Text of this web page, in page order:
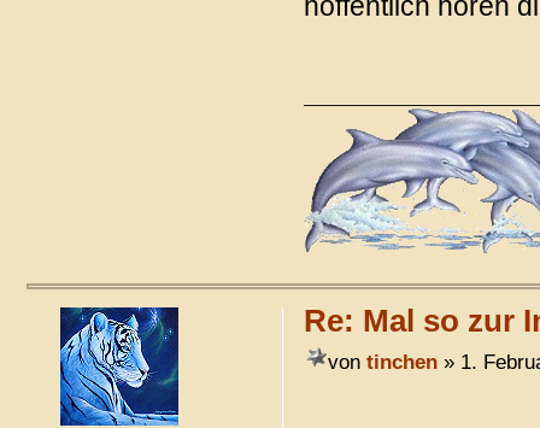
hoffentlich hören
Re: Mal so zur
von tinchen» 1.